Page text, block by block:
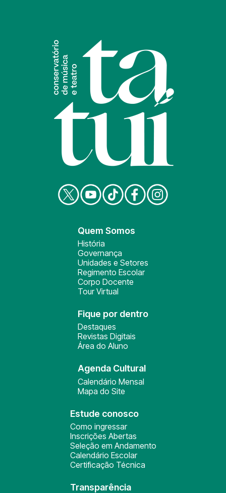
Quem Somos
História
Governança
Unidades e Setores
Regimento Escolar
Corpo Docente
Tour Virtual
Fique por dentro
Destaques
Revistas Digitais
Área do Aluno
Agenda Cultural
Calendário Mensal
Mapa do Site
Estude conosco
Como ingressar
Inscrições Abertas
Seleção em Andamento
Calendário Escolar
Certificação Técnica
Transparência